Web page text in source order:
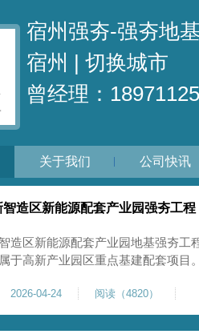
宿州强夯-强夯地
宿州 | 切换城市
曾经理：
关于我们 公司快讯
造区新能源配套产业园强夯工程
造区新能源配套产业园地基强夯工
于高新产业园区重点基建配套项目
，原始场地土质松散、土层固结不
源产业园厂房及配套设施对
2026-04-24 阅读（4820）